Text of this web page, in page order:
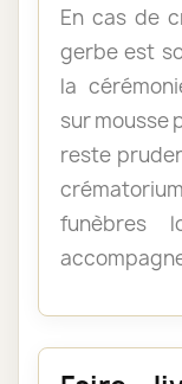
En cas de
gerbe est
la
sur mousse
reste
funèbres